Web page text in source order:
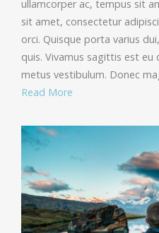
ullamcorper ac, tempus sit
sit amet, consectetur
orci. Quisque porta varius
quis. Vivamus sagittis est
metus vestibulum. Donec
Read More